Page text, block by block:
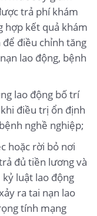
trả phí khám
hợp kết quả khám
điều chỉnh tăng
lao động, bệnh
lao động bố trí
điều trị ổn định
nghề nghiệp;
hoặc rời bỏ nơi
đủ tiền lương và
luật lao động
ra tai nạn lao
tính mạng